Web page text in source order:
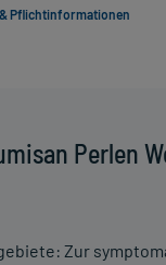
Perlen
Zur
Pflichtinformationen